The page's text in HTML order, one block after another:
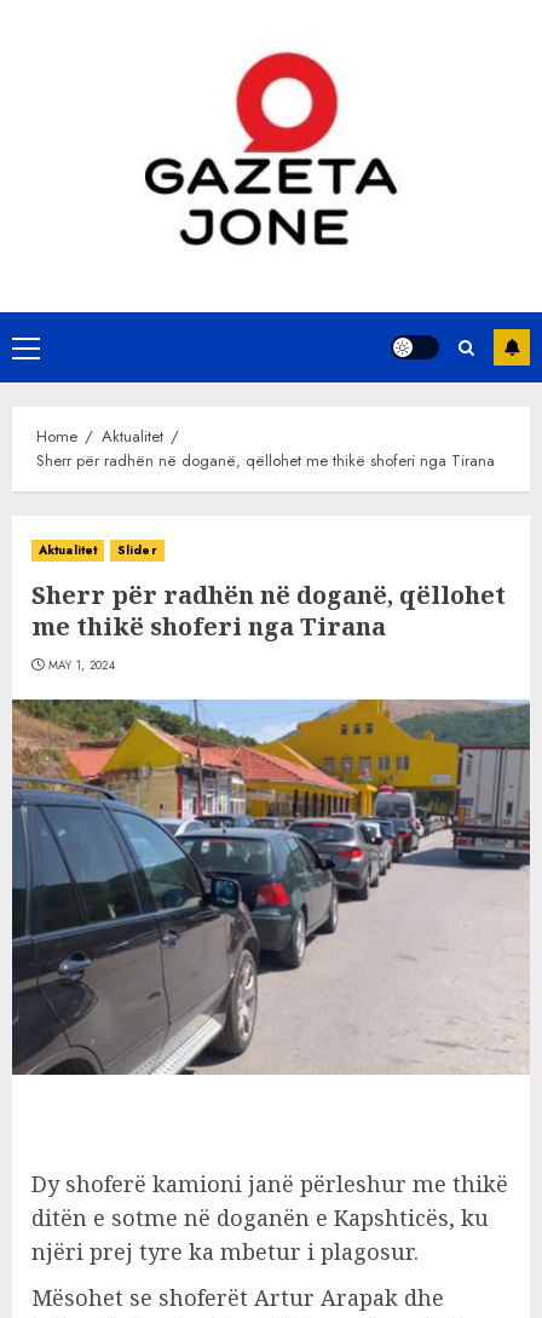
Primary
Menu
Home
Aktualitet
Sherr për radhën në doganë, qëllohet me thikë shoferi nga Tirana
Aktualitet Slider
Sherr për radhën në doganë, qëllohet
me thikë shoferi nga Tirana
MAY 1, 2024
Dy shoferë kamioni janë përleshur me thikë
ditën e sotme në doganën e Kapshticës, ku
njëri prej tyre ka mbetur i plagosur.
Mësohet se shoferët Artur Arapak dhe